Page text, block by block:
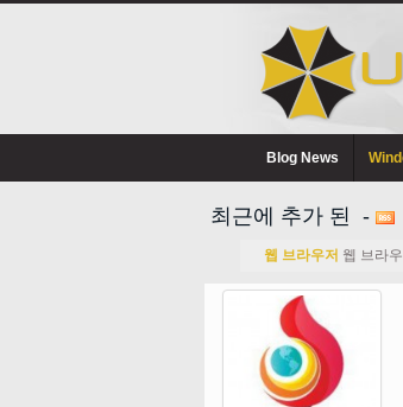
Blog News
최근에 추가 된 -
웹 브라우저 웹 브라